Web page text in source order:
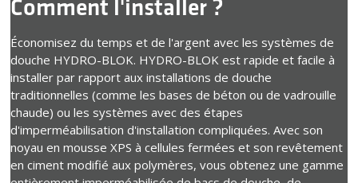
Comment l'installer ?
Économisez du temps et de l'argent avec les systèmes de
douche HYDRO-BLOK. HYDRO-BLOK est rapide et facile à
installer par rapport aux installations de douche
traditionnelles (comme les bases de béton ou de vadrouille
chaude) ou les systèmes avec des étapes
d'imperméabilisation d'installation compliquées. Avec son
noyau en mousse XPS à cellules fermées et son revêtement
en ciment modifié aux polymères, vous obtenez une gamme